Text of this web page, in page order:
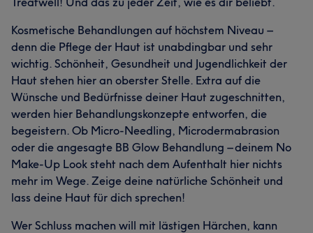
Kosmetische Behandlungen auf höchstem Niveau –
denn die Pflege der Haut ist unabdingbar und sehr
wichtig. Schönheit, Gesundheit und Jugendlichkeit der
Haut stehen hier an oberster Stelle. Extra auf die
Wünsche und Bedürfnisse deiner Haut zugeschnitten,
werden hier Behandlungskonzepte entworfen, die
begeistern. Ob Micro-Needling, Microdermabrasion
oder die angesagte BB Glow Behandlung – deinem No
Make-Up Look steht nach dem Aufenthalt hier nichts
mehr im Wege. Zeige deine natürliche Schönheit und
lass deine Haut für dich sprechen!
Wer Schluss machen will mit lästigen Härchen, kann